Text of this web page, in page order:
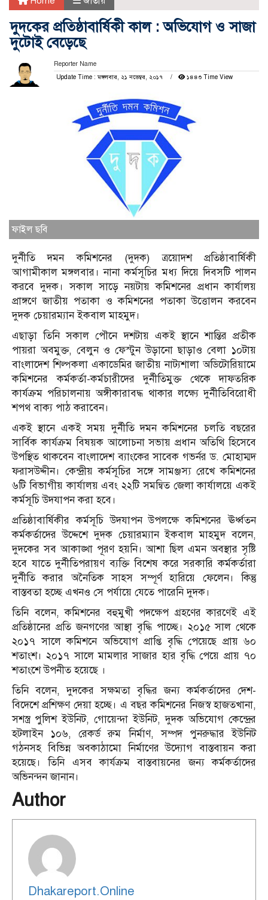
দুদকের প্রতিষ্ঠাবার্ষিকী কাল : অভিযোগ ও সাজা
দুটোই বেড়েছে
Reporter Name
Update Time : মঙ্গলবার, ২১ নভেম্বর, ২০১৭
১৪৪৩ Time View
ফাইল ছবি
দুর্নীতি দমন কমিশনের (দুদক) ত্রয়োদশ প্রতিষ্ঠাবার্ষিকী
আগামীকাল মঙ্গলবার। নানা কর্মসূচির মধ্য দিয়ে দিবসটি পালন
করবে দুদক। সকাল সাড়ে নয়টায় কমিশনের প্রধান কার্যালয়
প্রাঙ্গণে জাতীয় পতাকা ও কমিশনের পতাকা উত্তোলন করবেন
দুদক চেয়ারম্যান ইকবাল মাহমুদ।
এছাড়া তিনি সকাল পৌনে দশটায় একই স্থানে শান্তির প্রতীক
পায়রা অবমুক্ত, বেলুন ও ফেস্টুন উড়ানো ছাড়াও বেলা ১০টায়
বাংলাদেশ শিল্পকলা একাডেমির জাতীয় নাট্যশালা অডিটোরিয়ামে
কমিশনের কর্মকর্তা-কর্মচারীদের দুর্নীতিমুক্ত থেকে দাফতরিক
কার্যক্রম পরিচালনায় অঙ্গীকারাবদ্ধ থাকার লক্ষ্যে দুর্নীতিবিরোধী
শপথ বাক্য পাঠ করাবেন।
একই স্থানে একই সময় দুর্নীতি দমন কমিশনের চলতি বছরের
সার্বিক কার্যক্রম বিষয়ক আলোচনা সভায় প্রধান অতিথি হিসেবে
উপস্থিত থাকবেন বাংলাদেশ ব্যাংকের সাবেক গভর্নর ড. মোহাম্মদ
ফরাসউদ্দীন। কেন্দ্রীয় কর্মসূচির সঙ্গে সামঞ্জস্য রেখে কমিশনের
৬টি বিভাগীয় কার্যালয় এবং ২২টি সমন্বিত জেলা কার্যালয়ে একই
কর্মসূচি উদযাপন করা হবে।
প্রতিষ্ঠাবার্ষিকীর কর্মসূচি উদযাপন উপলক্ষে কমিশনের ঊর্ধ্বতন
কর্মকর্তাদের উদ্দেশে দুদক চেয়ারম্যান ইকবাল মাহমুদ বলেন,
দুদকের সব আকাঙ্খা পূরণ হয়নি। আশা ছিল এমন অবস্থার সৃষ্টি
হবে যাতে দুর্নীতিপরায়ণ ব্যক্তি বিশেষ করে সরকারি কর্মকর্তারা
দুর্নীতি করার অনৈতিক সাহস সম্পূর্ণ হারিয়ে ফেলেন। কিন্তু
বাস্তবতা হচ্ছে এখনও সে পর্যায়ে যেতে পারেনি দুদক।
তিনি বলেন, কমিশনের বহুমুখী পদক্ষেপ গ্রহণের কারণেই এই
প্রতিষ্ঠানের প্রতি জনগণের আস্থা বৃদ্ধি পাচ্ছে। ২০১৫ সাল থেকে
২০১৭ সালে কমিশনে অভিযোগ প্রাপ্তি বৃদ্ধি পেয়েছে প্রায় ৬০
শতাংশ। ২০১৭ সালে মামলার সাজার হার বৃদ্ধি পেয়ে প্রায় ৭০
শতাংশে উপনীত হয়েছে ।
তিনি বলেন, দুদকের সক্ষমতা বৃদ্ধির জন্য কর্মকর্তাদের দেশ-
বিদেশে প্রশিক্ষণ দেয়া হচ্ছে। এ বছর কমিশনের নিজস্ব হাজতখানা,
সশস্ত্র পুলিশ ইউনিট, গোয়েন্দা ইউনিট, দুদক অভিযোগ কেন্দ্রের
হটলাইন ১০৬, রেকর্ড রুম নির্মাণ, সম্পদ পুনরুদ্ধার ইউনিট
গঠনসহ বিভিন্ন অবকাঠামো নির্মাণের উদ্যোগ বাস্তবায়ন করা
হয়েছে। তিনি এসব কার্যক্রম বাস্তবায়নের জন্য কর্মকর্তাদের
অভিনন্দন জানান।
Author
Dhakareport.Online